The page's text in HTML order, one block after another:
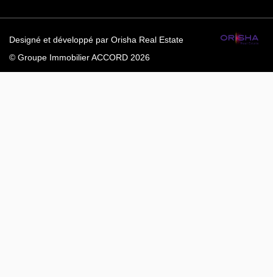
Designé et développé par Orisha Real Estate
© Groupe Immobilier ACCORD 2026